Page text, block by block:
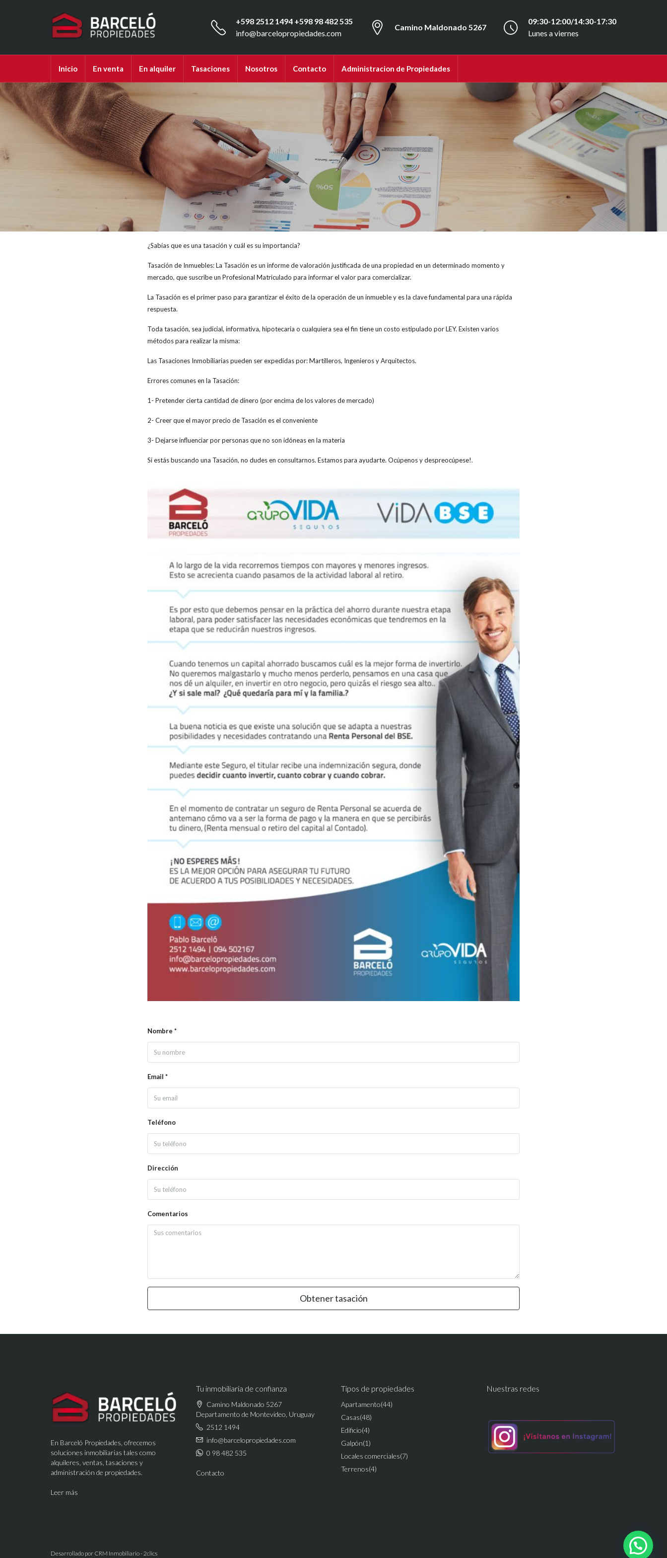
+598 2512 1494 +598 98 482 535
info@barcelopropiedades.com
Camino Maldonado 5267
09:30-12:00/14:30-17:30
Lunes a viernes
Inicio En venta En alquiler Tasaciones Nosotros Contacto Administracion de Propiedades
¿Sabías que es una tasación y cuál es su importancia?
Tasación de Inmuebles: La Tasación es un informe de valoración justificada de una propiedad en un determinado momento y
mercado, que suscribe un Profesional Matriculado para informar el valor para comercializar.
La Tasación es el primer paso para garantizar el éxito de la operación de un inmueble y es la clave fundamental para una rápida
respuesta.
Toda tasación, sea judicial, informativa, hipotecaria o cualquiera sea el fin tiene un costo estipulado por LEY. Existen varios
métodos para realizar la misma:
Las Tasaciones Inmobiliarias pueden ser expedidas por: Martilleros, Ingenieros y Arquitectos.
Errores comunes en la Tasación:
1- Pretender cierta cantidad de dinero (por encima de los valores de mercado)
2- Creer que el mayor precio de Tasación es el conveniente
3- Dejarse influenciar por personas que no son idóneas en la materia
Si estás buscando una Tasación, no dudes en consultarnos. Estamos para ayudarte. Ocúpenos y despreocúpese!.
Nombre *
Email *
Teléfono
Dirección
Comentarios
Obtener tasación
En Barceló Propiedades, ofrecemos
soluciones inmobiliarias tales como
alquileres, ventas, tasaciones y
administración de propiedades.
Leer más
Tu inmobiliaria de confianza
Camino Maldonado 5267
Departamento de Montevideo, Uruguay
2512 1494
info@barcelopropiedades.com
0 98 482 535
Contacto
Tipos de propiedades
Apartamento(44)
Casas(48)
Edificio(4)
Galpón(1)
Locales comerciales(7)
Terrenos(4)
Nuestras redes
Desarrollado por CRM Inmobiliario - 2clics